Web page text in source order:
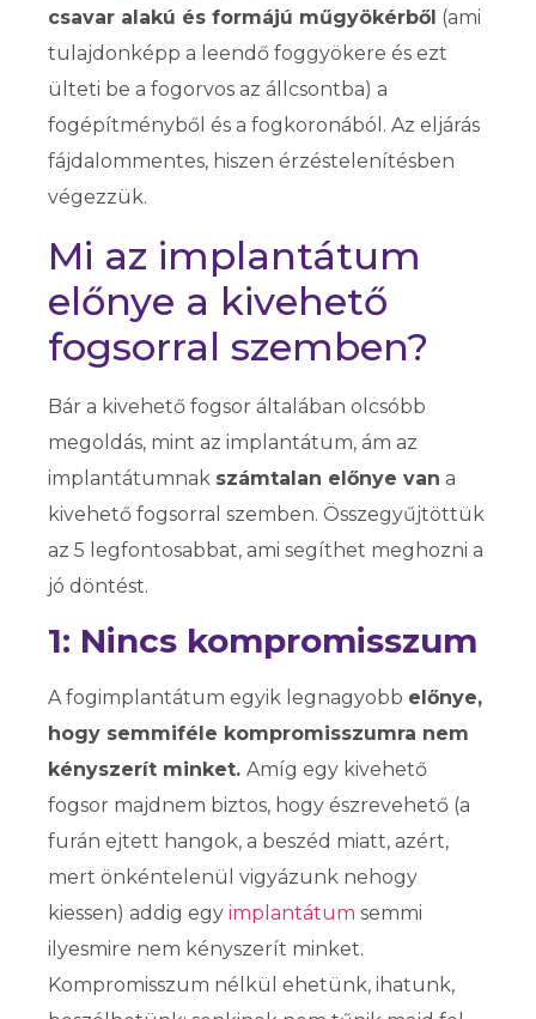
csavar alakú és formájú műgyökérből (ami
tulajdonképp a leendő foggyökere és ezt
ülteti be a fogorvos az állcsontba) a
fogépítményből és a fogkoronából. Az eljárás
fájdalommentes, hiszen érzéstelenítésben
végezzük.
Mi az implantátum
előnye a kivehető
fogsorral szemben?
Bár a kivehető fogsor általában olcsóbb
megoldás, mint az implantátum, ám az
implantátumnak számtalan előnye van a
kivehető fogsorral szemben. Összegyűjtöttük
az 5 legfontosabbat, ami segíthet meghozni a
jó döntést.
1: Nincs kompromisszum
A fogimplantátum egyik legnagyobb előnye,
hogy semmiféle kompromisszumra nem
kényszerít minket. Amíg egy kivehető
fogsor majdnem biztos, hogy észrevehető (a
furán ejtett hangok, a beszéd miatt, azért,
mert önkéntelenül vigyázunk nehogy
kiessen) addig egy implantátum semmi
ilyesmire nem kényszerít minket.
Kompromisszum nélkül ehetünk, ihatunk,